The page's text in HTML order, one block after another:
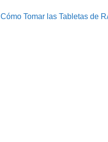
Tomar las Tabletas de